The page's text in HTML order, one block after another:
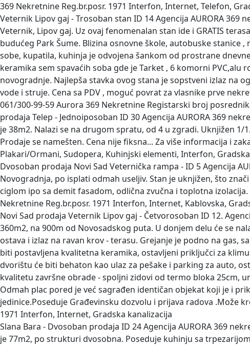
369 Nekretnine Reg.br.posr. 1971 Interfon, Internet, Telefon,
Veternik Lipov gaj - Trosoban stan ID 14 Agencija AURORA 369
Veternik, Lipov gaj. Uz ovaj fenomenalan stan ide i GRATIS
budućeg Park Šume. Blizina osnovne škole, autobuske stanice
sobe, kupatila, kuhinja je odvojena šankom od prostrane
keramika sem spavaćih soba gde je Tarket , 6 komorni
novogradnje. Najlepša stavka ovog stana je sopstveni izlaz na
vode i struje. Cena sa PDV , moguć povrat za vlasnike prve
061/300-99-59 Aurora 369 Nekretnine Registarski broj
prodaja Telep - Jednoiposoban ID 30 Agencija AURORA 369
je 38m2. Nalazi se na drugom spratu, od 4 u zgradi. Uknjižen 1/
Prodaje se namešten. Cena nije fiksna... Za više informacija i
Plakari/Ormani, Sudopera, Kuhinjski elementi, Interfon,
Dvosoban prodaja Novi Sad Veternička rampa -ID 5 Agencija
Novogradnja, po isplati odmah useljiv. Stan je uknjižen, što
ciglom ipo sa demit fasadom, odlična zvučna i toplotna
Nekretnine Reg.br.posr. 1971 Interfon, Internet, Kablovska,
Novi Sad prodaja Veternik Lipov gaj - Četvorosoban ID 12.
360m2, na 900m od Novosadskog puta. U donjem delu će se
ostava i izlaz na ravan krov - terasu. Grejanje je podno na gas,
biti postavljena kvalitetna keramika, ostavljeni priključci za
dvorištu će biti behaton kao ulaz za pešake i parking za auto,
kvalitetu završne obrade - spoljni zidovi od termo bloka 25cm,
Odmah plac pored je već sagrađen identičan objekat koji je i
jedinice.Poseduje Građevinsku dozvolu i prijava radova .Može
1971 Interfon, Internet, Gradska kanalizacija
Slana Bara - Dvosoban prodaja ID 24 Agencija AURORA 369
je 77m2, po strukturi dvosobna. Poseduje kuhinju sa